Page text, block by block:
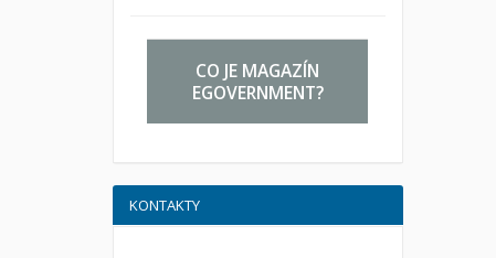
CO JE MAGAZÍN
EGOVERNMENT?
KONTAKTY